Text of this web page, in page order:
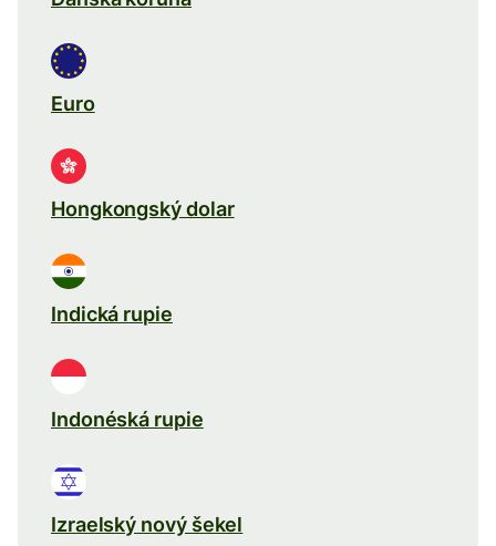
Euro
Hongkongský dolar
Indická rupie
Indonéská rupie
Izraelský nový šekel